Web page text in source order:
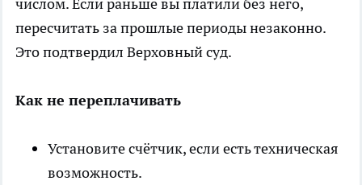
пересчитать за прошлые периоды незаконно.
Это подтвердил Верховный суд.
Как не переплачивать
Установите счётчик, если есть техническая
возможность.